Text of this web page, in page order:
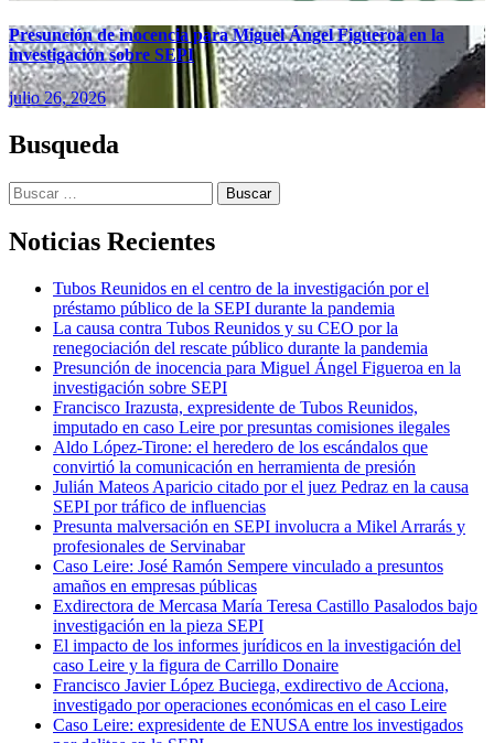
Presunción de inocencia para Miguel Ángel Figueroa en la
investigación sobre SEPI
julio 26, 2026
Busqueda
Buscar:
Noticias Recientes
Tubos Reunidos en el centro de la investigación por el
préstamo público de la SEPI durante la pandemia
La causa contra Tubos Reunidos y su CEO por la
renegociación del rescate público durante la pandemia
Presunción de inocencia para Miguel Ángel Figueroa en la
investigación sobre SEPI
Francisco Irazusta, expresidente de Tubos Reunidos,
imputado en caso Leire por presuntas comisiones ilegales
Aldo López-Tirone: el heredero de los escándalos que
convirtió la comunicación en herramienta de presión
Julián Mateos Aparicio citado por el juez Pedraz en la causa
SEPI por tráfico de influencias
Presunta malversación en SEPI involucra a Mikel Arrarás y
profesionales de Servinabar
Caso Leire: José Ramón Sempere vinculado a presuntos
amaños en empresas públicas
Exdirectora de Mercasa María Teresa Castillo Pasalodos bajo
investigación en la pieza SEPI
El impacto de los informes jurídicos en la investigación del
caso Leire y la figura de Carrillo Donaire
Francisco Javier López Buciega, exdirectivo de Acciona,
investigado por operaciones económicas en el caso Leire
Caso Leire: expresidente de ENUSA entre los investigados